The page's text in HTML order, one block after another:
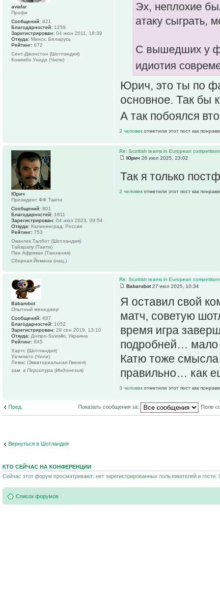
Эх, неплохие
атаку сыграть,
С вышедших у
идиотия
Юрич, это ты по
основное. Так бы
А так побоялся
2 человек отметили этот пост как
aviafar
Профи
Сообщений: 821
Благодарностей: 1259
Зарегистрирован: 04 июн 2011, 18:39
Откуда: Минск, Беларусь
Рейтинг: 672
Сент-Джонстон (Шотландия)
Кокимбо Унидо (Чили)
Re: Scottish teams in European
Юрич 26 июл 2025, 23:02
Так я только
2 человек отметили этот пост как
Юрич
Президент ФФ Таити
Сообщений: 801
Благодарностей: 1811
Зарегистрирован: 04 июл 2023, 09:54
Откуда: Калининград, Россия
Рейтинг: 753
Окинлек Талбот (Шотландия)
Тайарапу (Таити)
Пан Африкан (Танзания)
Сборная Йемена (нац.)
Re: Scottish teams in European
Babarobot27 июл 2025, 10:34
Я оставил свой
матч, советую
время игра
подробней… мало
Катю тоже
правильно… как
3 человек отметили этот пост как
Babarobot
Опытный менеджер
Сообщений: 487
Благодарностей: 1052
Зарегистрирован: 29 сен 2019, 13:10
Откуда: Дніпро-Suwałki, Украина
Рейтинг: 845
Хартс (Шотландия)
Уачипато (Чили)
Левис (Экваториальная Гвинея)
зам. в Персипура (Индонезия)
Пред. Показать сообщения за: Поле
Вернуться в Шотландия
КТО СЕЙЧАС НА КОНФЕРЕНЦИИ
Сейчас этот форум просматривают: нет зарегистрированных пользователей и гости:
Список форумов